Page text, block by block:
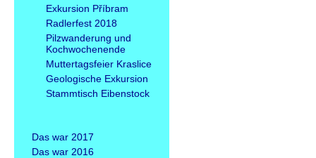
Exkursion Příbram
Radlerfest 2018
Pilzwanderung und
Kochwochenende
Muttertagsfeier Kraslice
Geologische Exkursion
Stammtisch Eibenstock
Das war 2017
Das war 2016